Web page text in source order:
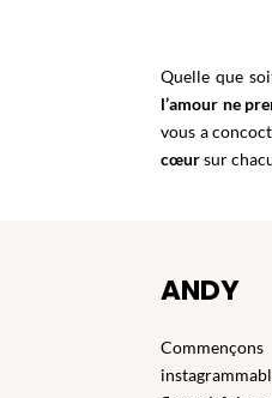
Quelle que
l’amour ne
vous a
cœursur
ANDY